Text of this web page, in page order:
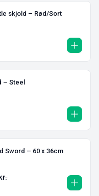
skjold – Rød/Sort
– Steel
Sword – 60 x 36cm